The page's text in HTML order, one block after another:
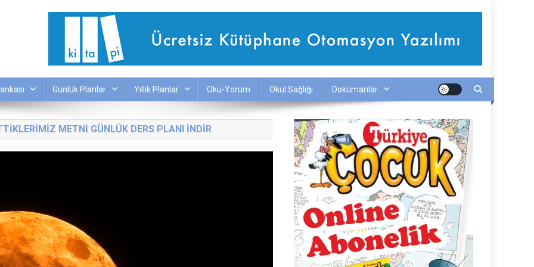
Günlük Planlar Yıllık Planlar Oku-Yorum Okul Sağlığı Dokümanlar
METNI GÜNLÜK DERS PLANI INDIR